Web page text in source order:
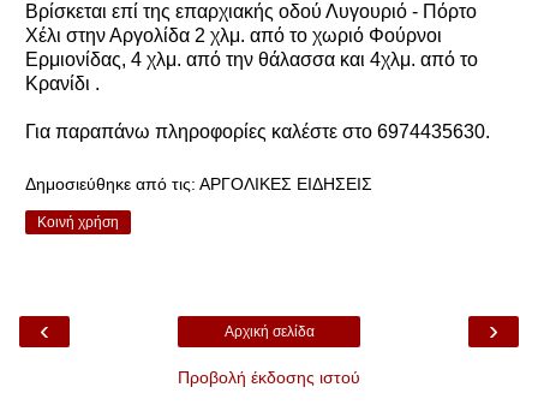
Βρίσκεται επί της επαρχιακής οδού Λυγουριό - Πόρτο
Χέλι στην Αργολίδα 2 χλμ. από το χωριό Φούρνοι
Ερμιονίδας, 4 χλμ. από την θάλασσα και 4χλμ. από το
Κρανίδι .
Για παραπάνω πληροφορίες καλέστε στο 6974435630.
Δημοσιεύθηκε από τις: ΑΡΓΟΛΙΚΕΣ ΕΙΔΗΣΕΙΣ
Κοινή χρήση
‹ ›
Αρχική σελίδα
Προβολή έκδοσης ιστού